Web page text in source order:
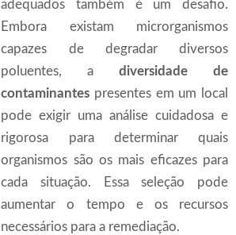
adequados também é um desafio.
Embora existam microrganismos
capazes de degradar diversos
poluentes, adiversidade de
contaminantes presentes em um local
pode exigir uma análise cuidadosa e
rigorosa para determinar quais
organismos são os mais eficazes para
cada situação. Essa seleção pode
aumentar o tempo e os recursos
necessários para a remediação.